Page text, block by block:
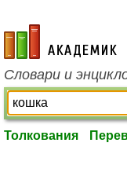
academic.ru
Словари и
Толкования